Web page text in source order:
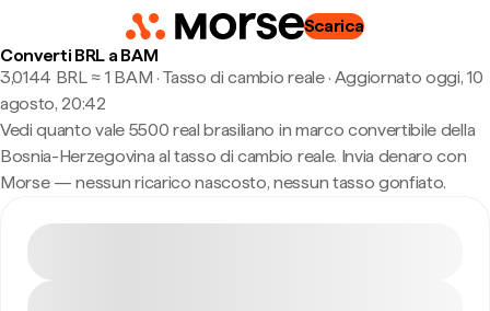
Scarica
Converti BRL a BAM
3,0144 BRL ≈ 1 BAM · Tasso di cambio reale· Aggiornato oggi, 10
agosto, 20:42
Vedi quanto vale 5500 real brasiliano in marco convertibile della
Bosnia-Herzegovina al tasso di cambio reale. Invia denaro con
Morse — nessun ricarico nascosto, nessun tasso gonfiato.